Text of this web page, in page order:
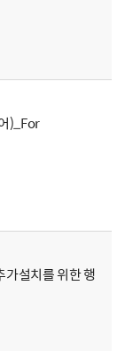
)_For
설치를 위한 행